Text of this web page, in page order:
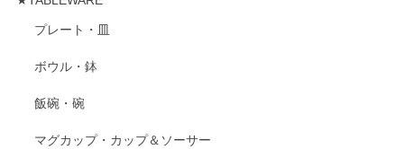
プレート・皿
ボウル・鉢
飯碗・碗
マグカップ・カップ＆ソーサー